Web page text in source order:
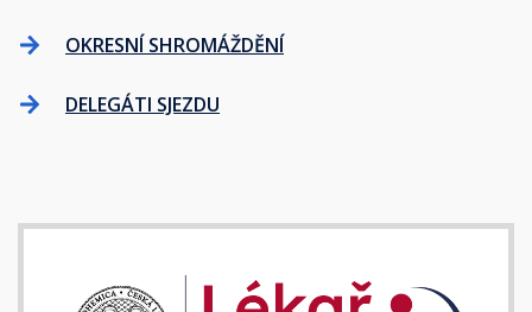
OKRESNÍ SHROMÁŽDĚNÍ
DELEGÁTI SJEZDU